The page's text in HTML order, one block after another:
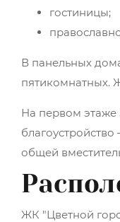
гостиницы;
В панельных
пятикомнатных.
На первом этаже
общей
ЖК "Цветной